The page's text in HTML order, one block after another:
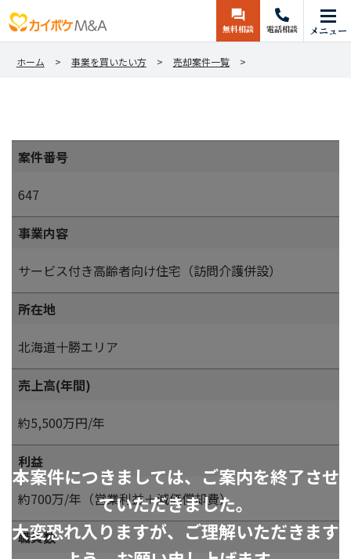
無料相談 電話相談 メニュー
ホーム 事業を買いたい方 売却案件一覧
本案件につきましては、ご案内を終了させ
ていただきました。
大変恐れ入りますが、ご理解いただきます
案件番号
647
事業内容
サービス付き高齢者向け住宅（訪問介護併設）
所在地
北海道十勝エリア
売上高(年間)
約5,500万円/年
利益
約700万/年（営業利益＋減価償却費）
職員数